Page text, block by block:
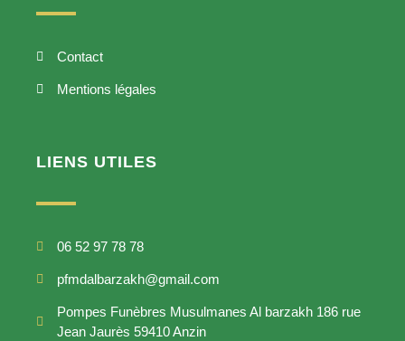
Contact
Mentions légales
LIENS UTILES
06 52 97 78 78
pfmdalbarzakh@gmail.com
Pompes Funèbres Musulmanes Al barzakh 186 rue
Jean Jaurès 59410 Anzin